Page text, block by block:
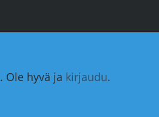
. Ole hyvä ja kirjaudu.